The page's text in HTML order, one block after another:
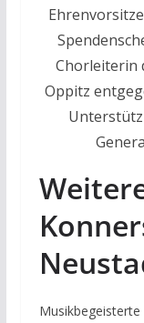
Chorleiterin
Oppitz